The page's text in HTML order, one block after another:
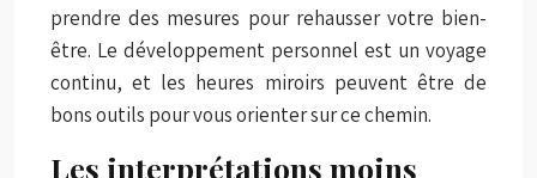
prendre des mesures pour rehausser votre bien-
être. Le développement personnel est un voyage
continu, et les heures miroirs peuvent être de
bons outils pour vous orienter sur ce chemin.
Les interprétations moins